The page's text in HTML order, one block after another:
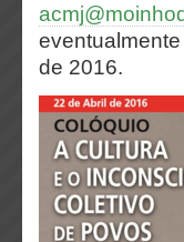
de 2016.